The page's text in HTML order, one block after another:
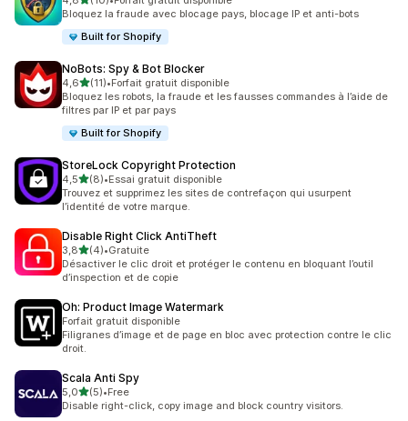
10 avis au total
Bloquez la fraude avec blocage pays, blocage IP et anti-bots
Built for Shopify
NoBots: Spy & Bot Blocker
4,6étoile(s) sur 5
(11)
11 avis au total
•Forfait gratuit disponible
Bloquez les robots, la fraude et les fausses commandes à l’aide de
filtres par IP et par pays
Built for Shopify
StoreLock Copyright Protection
4,5étoile(s) sur 5
(8)
8 avis au total
•Essai gratuit disponible
Trouvez et supprimez les sites de contrefaçon qui usurpent
l’identité de votre marque.
Disable Right Click AntiTheft
3,8étoile(s) sur 5
(4)
4 avis au total
•Gratuite
Désactiver le clic droit et protéger le contenu en bloquant l’outil
d’inspection et de copie
Oh: Product Image Watermark
Forfait gratuit disponible
Filigranes d’image et de page en bloc avec protection contre le clic
droit.
Scala Anti Spy
5,0étoile(s) sur 5
(5)
5 avis au total
•Free
Disable right-click, copy image and block country visitors.